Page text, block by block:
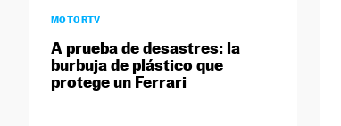
MOTORTV
A prueba de desastres: la
burbuja de plástico que
protege un Ferrari